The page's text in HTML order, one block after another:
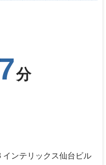
分
ンテリックス仙台ビル